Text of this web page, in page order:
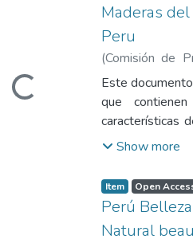
Loading...
Maderas
Peru
(Comisión de
Exportación y
de Promoción
y el Turismo
Este
que
características
de la madera y
Show more
Item Open
Perú
Natural